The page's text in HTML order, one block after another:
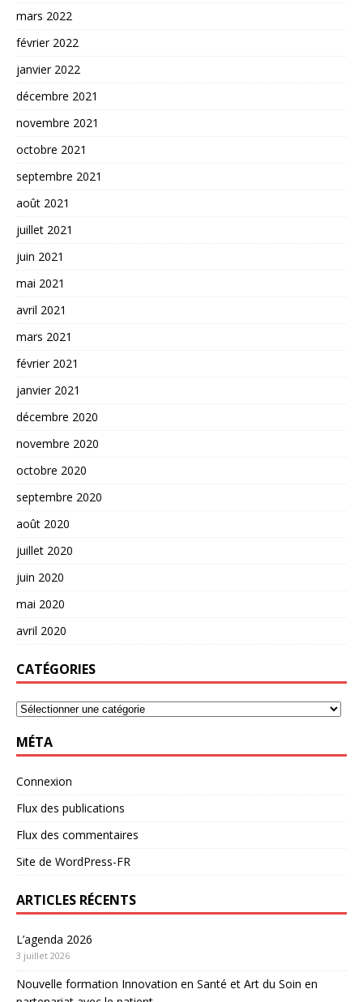
mars 2022
février 2022
janvier 2022
décembre 2021
novembre 2021
octobre 2021
septembre 2021
août 2021
juillet 2021
juin 2021
mai 2021
avril 2021
mars 2021
février 2021
janvier 2021
décembre 2020
novembre 2020
octobre 2020
septembre 2020
août 2020
juillet 2020
juin 2020
mai 2020
avril 2020
CATÉGORIES
MÉTA
Connexion
Flux des publications
Flux des commentaires
Site de WordPress-FR
ARTICLES RÉCENTS
L’agenda 2026
3 juillet 2026
Nouvelle formation Innovation en Santé et Art du Soin en